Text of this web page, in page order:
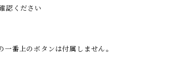
認ください
一番上のボタンは付属しません。